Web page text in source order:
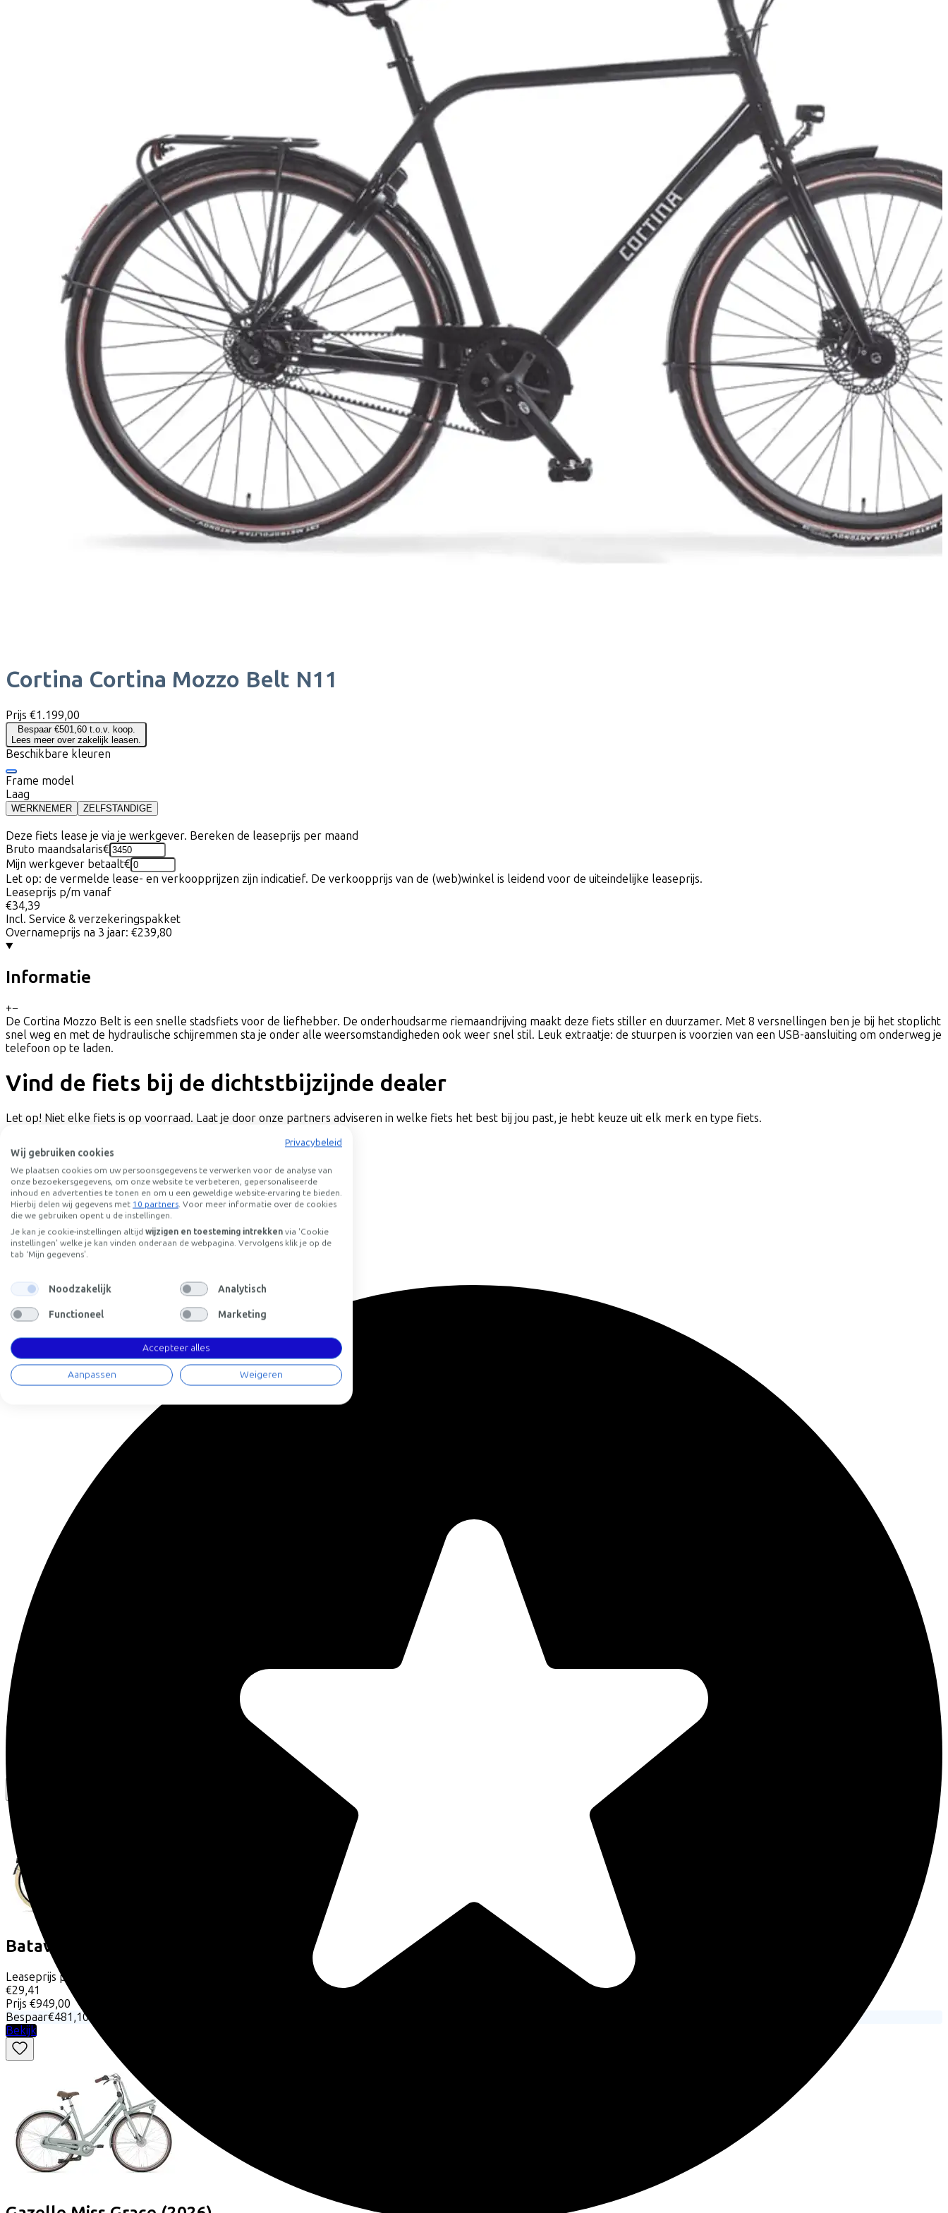
Cortina Cortina Mozzo Belt N11
Prijs €1.199,00
Bespaar €501,60 t.o.v. koop.
Lees meer over zakelijk leasen.
Beschikbare kleuren
Frame model
Laag
WERKNEMER ZELFSTANDIGE
Deze fiets lease je via je werkgever. Bereken de leaseprijs per maand
Bruto maandsalaris€
Mijn werkgever betaalt€
Let op: de vermelde lease- en verkoopprijzen zijn indicatief. De verkoopprijs van de (web)winkel is leidend voor de uiteindelijke leaseprijs.
Leaseprijs p/m vanaf
€34,39
Incl. Service & verzekeringspakket
Overnameprijs na 3 jaar: €239,80
Informatie
+−
De Cortina Mozzo Belt is een snelle stadsfiets voor de liefhebber. De onderhoudsarme riemaandrijving maakt deze fiets stiller en duurzamer. Met 8 versnellingen ben je bij het stoplicht
snel weg en met de hydraulische schijremmen sta je onder alle weersomstandigheden ook weer snel stil. Leuk extraatje: de stuurpen is voorzien van een USB-aansluiting om onderweg je
telefoon op te laden.
Vind de fiets bij de dichtstbijzijnde dealer
Let op! Niet elke fiets is op voorraad. Laat je door onze partners adviseren in welke fiets het best bij jou past, je hebt keuze uit elk merk en type fiets.
Selecteer eerst een fietsenwinkel om een proefrit aan te vragen
Locatie Dealernaam
Vergelijkbare fietsen
Batavus
Leaseprijs p/m vanaf
€29,41
Prijs €949,00
Bespaar€481,10
Bekijk
Privacybeleid
Wij gebruiken cookies
We plaatsen cookies om uw persoonsgegevens te verwerken voor de analyse van
onze bezoekersgegevens, om onze website te verbeteren, gepersonaliseerde
inhoud en advertenties te tonen en om u een geweldige website-ervaring te bieden.
Hierbij delen wij gegevens met 10 partners. Voor meer informatie over de cookies
die we gebruiken opent u de instellingen.
Je kan je cookie-instellingen altijd wijzigen en toesteming intrekken via 'Cookie
instellingen' welke je kan vinden onderaan de webpagina. Vervolgens klik je op de
tab ‘Mijn gegevens'.
Noodzakelijk Analytisch
Functioneel Marketing
Accepteer alles
Aanpassen Weigeren